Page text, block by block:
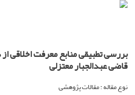
بررسی تطبیقی منابع معرفت‌ اخلاقی
قاضی عبدالجبار معتزلی
نوع مقاله : مقالات پژوهشی